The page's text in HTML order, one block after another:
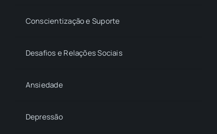
Conscientização e Suporte
Desafios e Relações Sociais
Ansiedade
Depressão